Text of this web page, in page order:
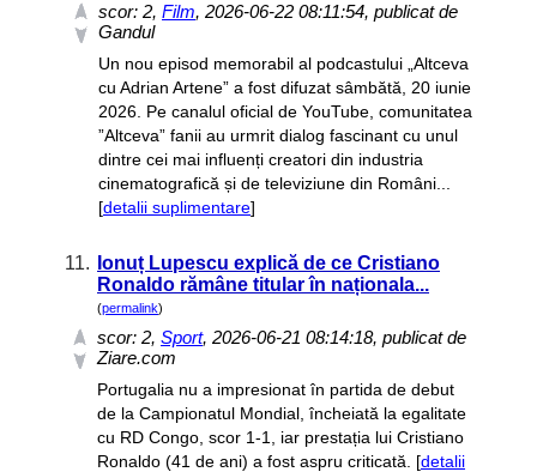
scor: 2, Film, 2026-06-22 08:11:54, publicat de
Gandul
Un nou episod memorabil al podcastului „Altceva
cu Adrian Artene” a fost difuzat sâmbătă, 20 iunie
2026. Pe canalul oficial de YouTube, comunitatea
”Altceva” fanii au urmrit dialog fascinant cu unul
dintre cei mai influenți creatori din industria
cinematografică și de televiziune din Români...
[detalii suplimentare]
11.
Ionuț Lupescu explică de ce Cristiano
Ronaldo rămâne titular în naționala...
(permalink)
scor: 2, Sport, 2026-06-21 08:14:18, publicat de
Ziare.com
Portugalia nu a impresionat în partida de debut
de la Campionatul Mondial, încheiată la egalitate
cu RD Congo, scor 1-1, iar prestația lui Cristiano
Ronaldo (41 de ani) a fost aspru criticată. [detalii